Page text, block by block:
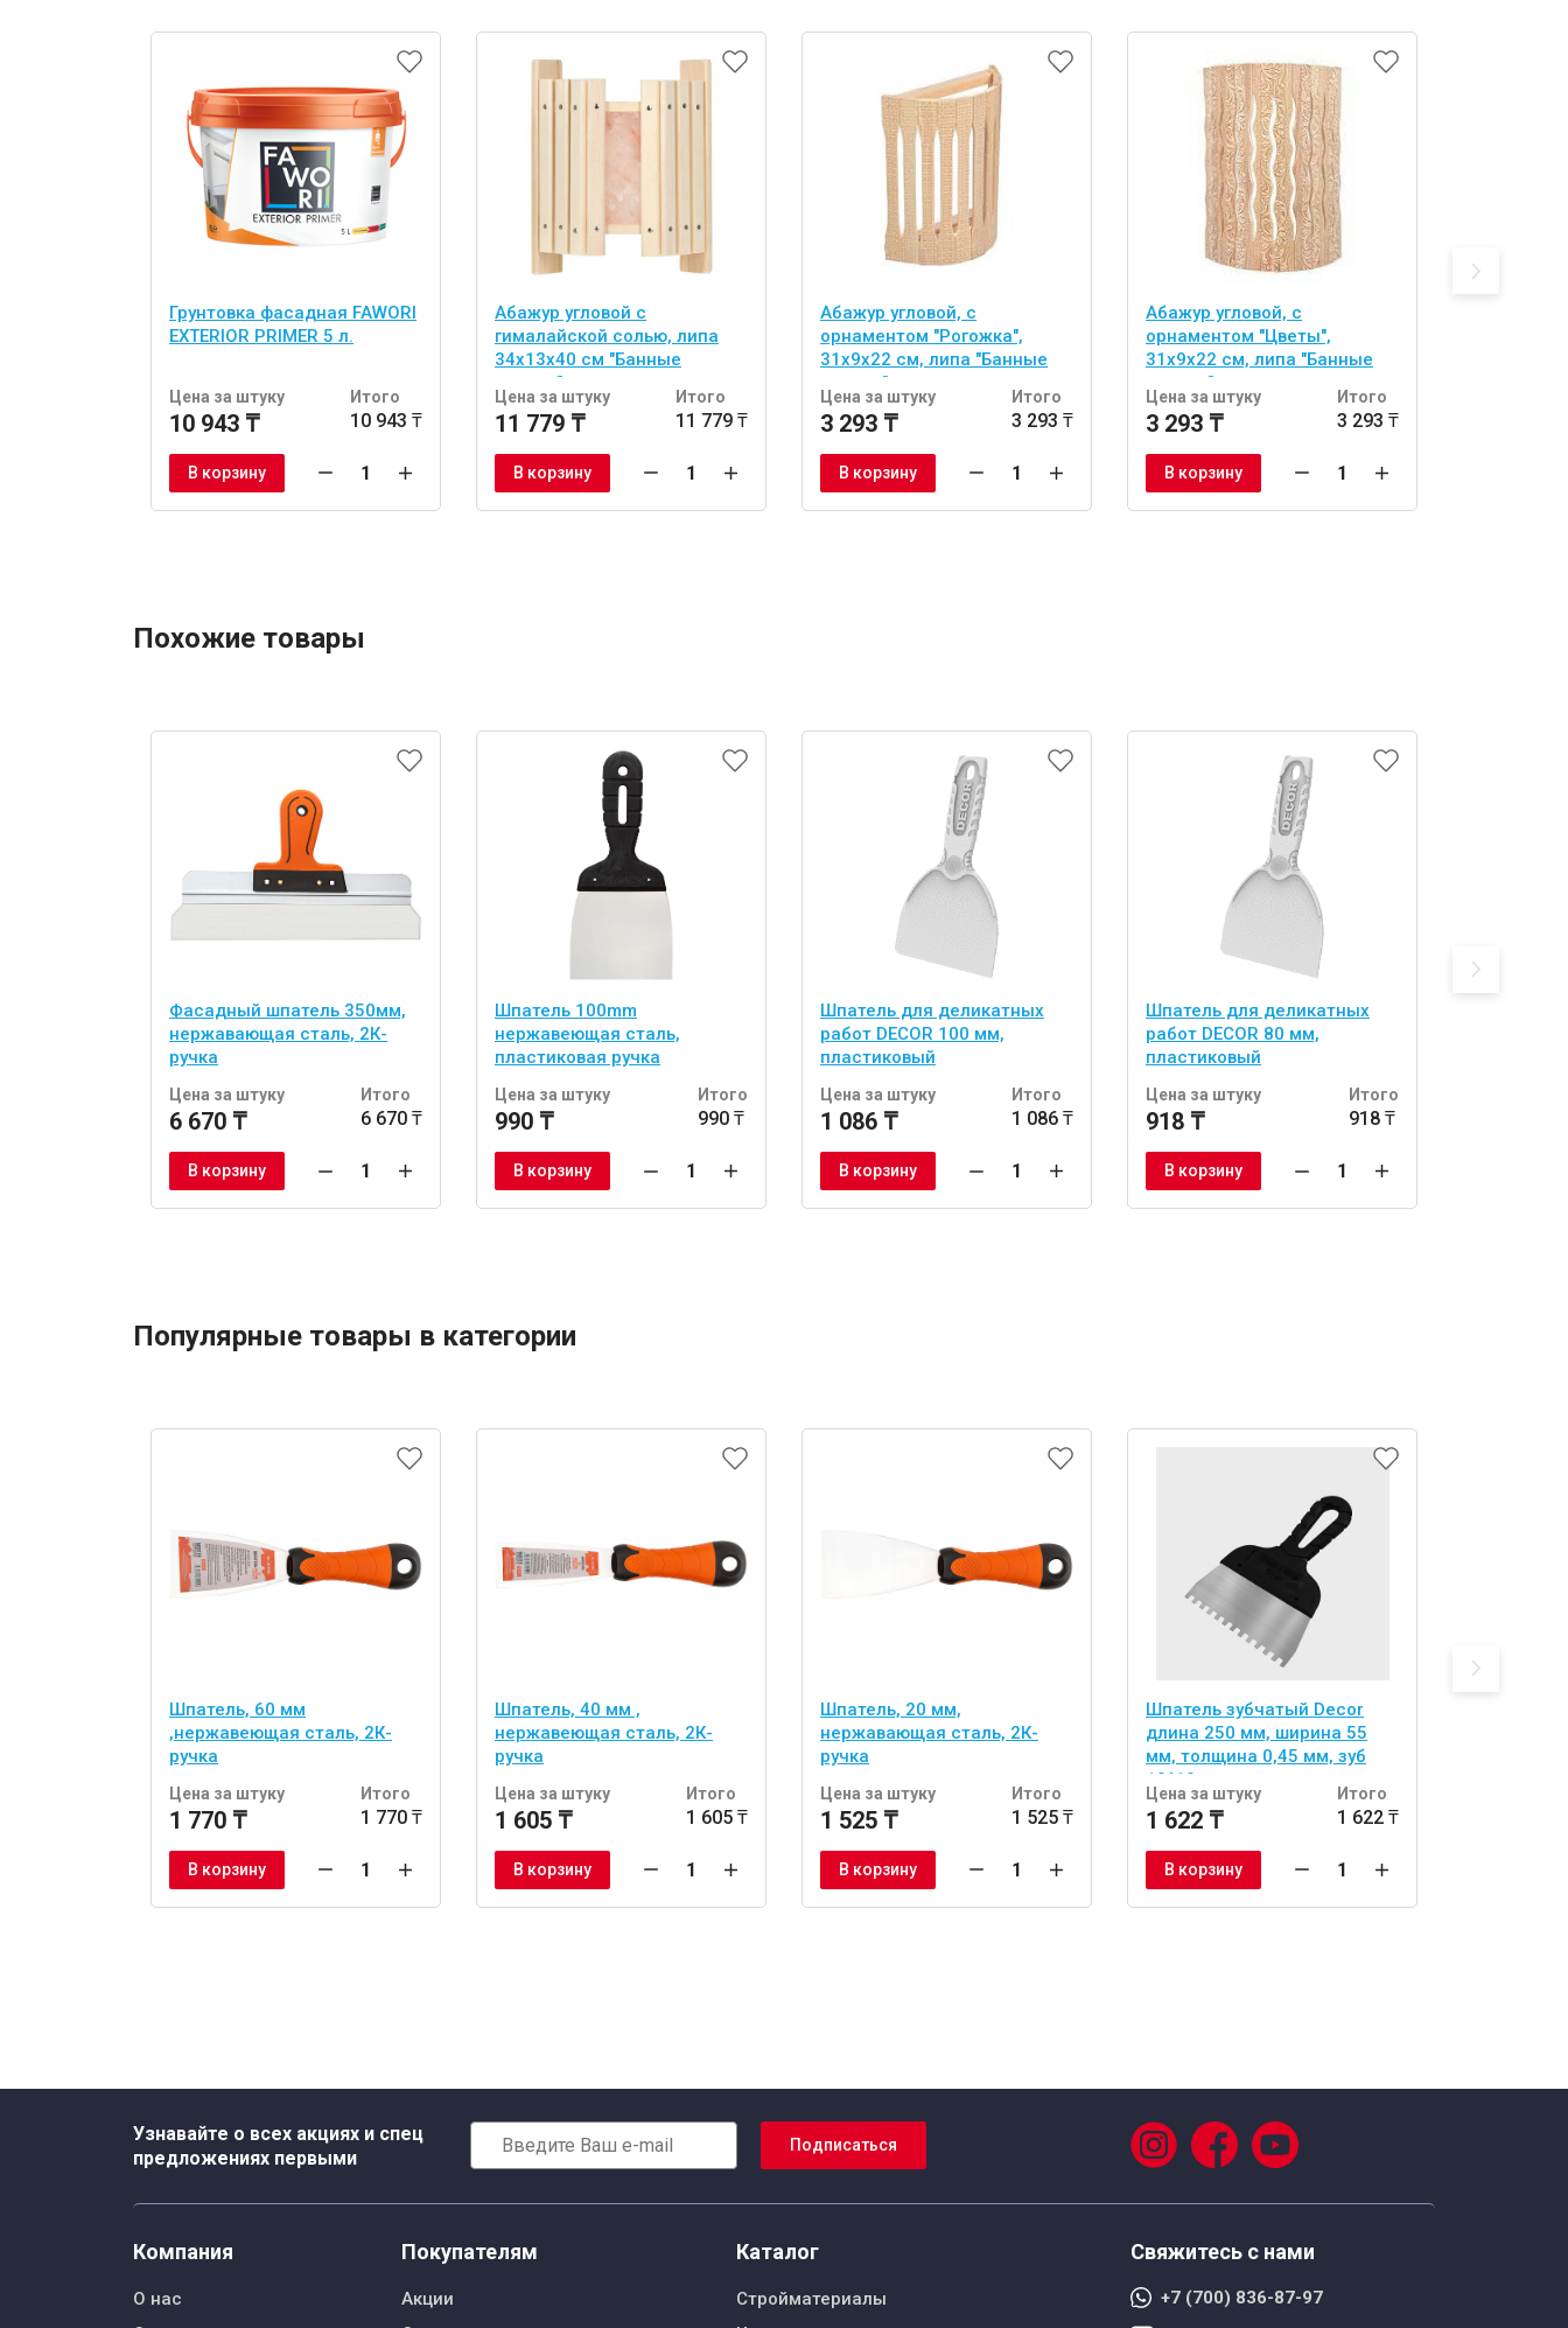
Грунтовка фасадная FAWORI
EXTERIOR PRIMER 5 л.
Цена за штуку
10 943 ₸
Итого
10 943 ₸
В корзину
Абажур угловой с
гималайской солью, липа
34х13х40 см "Банные
штучки"
Цена за штуку
11 779 ₸
Итого
11 779 ₸
В корзину
Абажур угловой, с
орнаментом "Рогожка",
31х9х22 см, липа "Банные
штучки"
Цена за штуку
3 293 ₸
Итого
3 293 ₸
В корзину
Абажур угловой, с
орнаментом "Цветы",
31х9х22 см, липа "Банные
штучки"
Цена за штуку
3 293 ₸
Итого
3 293 ₸
В корзину
Похожие товары
Фасадный шпатель 350мм,
нержавающая сталь, 2К-
ручка
Цена за штуку
6 670 ₸
Итого
6 670 ₸
В корзину
Шпатель 100mm
нержавеющая сталь,
пластиковая ручка
Цена за штуку
990 ₸
Итого
990 ₸
В корзину
Шпатель для деликатных
работ DECOR 100 мм,
пластиковый
Цена за штуку
1 086 ₸
Итого
1 086 ₸
В корзину
Шпатель для деликатных
работ DECOR 80 мм,
пластиковый
Цена за штуку
918 ₸
Итого
918 ₸
В корзину
Популярные товары в категории
Шпатель, 60 мм
,нержавеющая сталь, 2К-
ручка
Цена за штуку
1 770 ₸
Итого
1 770 ₸
В корзину
Шпатель, 40 мм ,
нержавеющая сталь, 2К-
ручка
Цена за штуку
1 605 ₸
Итого
1 605 ₸
В корзину
Шпатель, 20 мм,
нержавающая сталь, 2К-
ручка
Цена за штуку
1 525 ₸
Итого
1 525 ₸
В корзину
Шпатель зубчатый Decor
длина 250 мм, ширина 55
мм, толщина 0,45 мм, зуб
10*10 мм, пластиковая
ручка, нержавеющая сталь
Цена за штуку
1 622 ₸
Итого
1 622 ₸
В корзину
Узнавайте о всех акциях и спец
предложениях первыми
Подписаться
Компания
О нас
Покупателям
Акции
Каталог
Стройматериалы
Свяжитесь с нами
+7 (700) 836-87-97